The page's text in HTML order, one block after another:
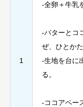
1
-全卵＋牛乳
-バターとコ
ぜ、ひとか
-生地を台に
る。
-ココアペー